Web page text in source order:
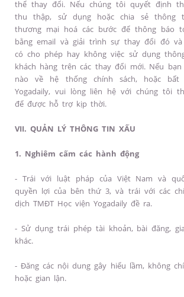
thể thay đổi. Nếu chúng tôi quyết định
thu thập, sử dụng hoặc chia sẻ thông
thương mại hoá các bước để thông báo
bằng email và giải trình sự thay đổi đó
có cho phép hay không việc sử dụng
khách hàng trên các thay đổi mới. Nếu
nào về hệ thống chính sách, hoặc
Yogadaily, vui lòng liên hệ với chúng tôi
để được hỗ trợ kịp thời.
VII. QUẢN LÝ THÔNG TIN XẤU
1. Nghiêm cấm các hành động
- Trái với luật pháp của Việt Nam và
quyền lợi của bên thứ 3, và trái với các
dịch TMĐT Học viện Yogadaily đề ra.
- Sử dụng trái phép tài khoản, bài đăng,
khác.
- Đăng các nội dung gây hiểu lầm, không
hoặc gian lận.